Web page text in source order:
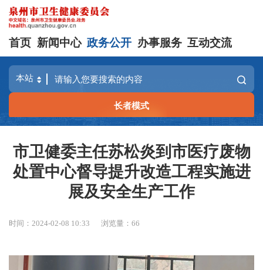
首页 新闻中心 政务公开 办事服务 互动交流
长者模式
市卫健委主任苏松炎到市医疗废物
处置中心督导提升改造工程实施进
展及安全生产工作
时间：2024-02-08 10:33 浏览量：66